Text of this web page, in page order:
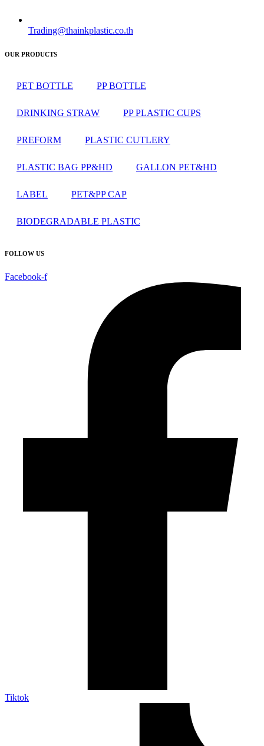
Trading@thainkplastic.co.th
OUR PRODUCTS
PET BOTTLE PP BOTTLE
DRINKING STRAW PP PLASTIC CUPS
PREFORM PLASTIC CUTLERY
PLASTIC BAG PP&HD GALLON PET&HD
LABEL PET&PP CAP
BIODEGRADABLE PLASTIC
FOLLOW US
Facebook-f
Tiktok